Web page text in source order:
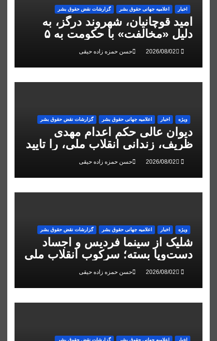
اخبار اعلاميه جهانی حقوق بشر گزارشات نقض حقوق بشر
امید قوچانیان، شهروند درگز، به
دلیل «مخالفت» با حکومت به ۵
سال زندان محکوم شد
حسن حمزه زاده حیقی
ویژه اخبار اعلاميه جهانی حقوق بشر گزارشات نقض حقوق بشر
دیوان عالی حکم اعدام مهدی
ظریف، زندانی انقلاب ملی، را تایید
کرد
حسن حمزه زاده حیقی
ویژه اخبار اعلاميه جهانی حقوق بشر گزارشات نقض حقوق بشر
شلیک از سینما فردیس و اجساد
دست‌وپا بسته؛ سرکوب انقلاب ملی
در البرز
حسن حمزه زاده حیقی
اخبار اعلاميه جهانی حقوق بشر گزارشات نقض حقوق بشر